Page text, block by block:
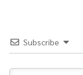
Subscribe